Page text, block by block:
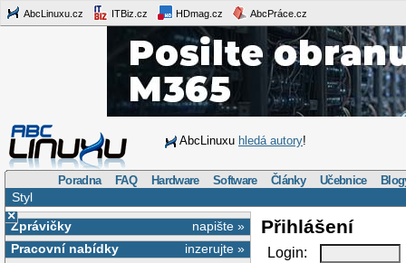
AbcLinuxu.cz ITBiz.cz HDmag.cz AbcPráce.cz
AbcLinuxu hledá autory!
Poradna FAQ Hardware Software Články Učebnice
Styl
×
napište »
Zprávičky
inzerujte »
Pracovní nabídky
Přihlášení
Login: